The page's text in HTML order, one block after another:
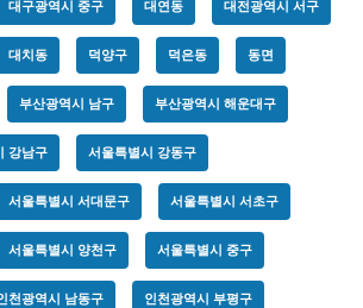
대구광역시 중구 대연동 대전광역시 서구
대치동 덕양구 덕은동 동면
부산광역시 남구 부산광역시 해운대구
강남구 서울특별시 강동구
서울특별시 서대문구 서울특별시 서초구
서울특별시 양천구 서울특별시 중구
천광역시 남동구 인천광역시 부평구